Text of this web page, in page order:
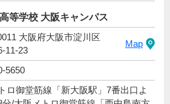
等学校 大阪キャンパス
大阪府大阪市淀川区
11-23
Map
5650
ロ御堂筋線「新大阪駅」7番出口よ